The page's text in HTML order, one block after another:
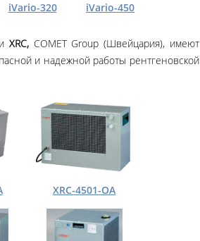
iVario-320 iVario-450
XRC, COMET Group (Швейцария), имеют
и надежной работы рентгеновской
XRC-4501-OA